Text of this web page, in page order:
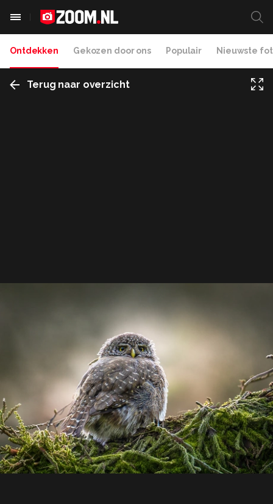
Ontdekken Gekozen door ons Populair Nieuwste
Terug naar overzicht